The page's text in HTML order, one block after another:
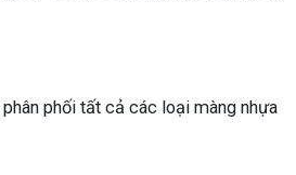
phối tất cả các loại màng nhựa